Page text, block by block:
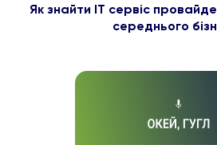
Як знайти ІТ сервіс
середнього